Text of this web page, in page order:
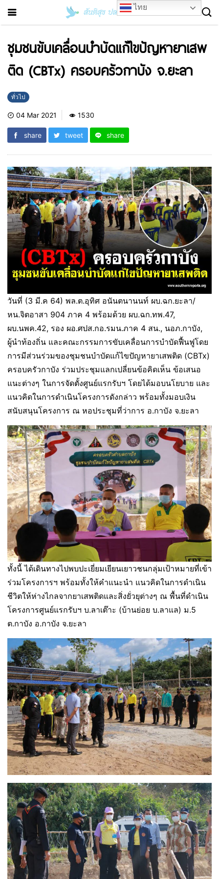
ชุมชนขับเคลื่อนบำบัดแก้ไขปัญหายาเสพ
ติด (CBTx) ครอบครัวกาบัง จ.ยะลา
ทั่วไป
04 Mar 2021 1530
share tweet share
วันที่ (3 มี.ค 64) พล.ต.อุทิศ อนันตนานนท์ ผบ.ฉก.ยะลา/
หน.จิตอาสา 904 ภาค 4 พร้อมด้วย ผบ.ฉก.ทพ.47,
ผบ.นพค.42, รอง ผอ.ศปส.กอ.รมน.ภาค 4 สน., นอภ.กาบัง,
ผู้นำท้องถิ่น และคณะกรรมการขับเคลื่อนการบำบัดฟื้นฟูโดย
การมีส่วนร่วมของชุมชนบำบัดแก้ไขปัญหายาเสพติด (CBTx)
ครอบครัวกาบัง ร่วมประชุมแลกเปลี่ยนข้อคิดเห็น ข้อเสนอ
แนะต่างๆ ในการจัดตั้งศูนย์แรกรับฯ โดยได้มอบนโยบาย และ
แนวคิดในการดำเนินโครงการดังกล่าว พร้อมทั้งมอบเงิน
สนับสนุนโครงการ ณ หอประชุมที่ว่าการ อ.กาบัง จ.ยะลา
ทั้งนี้ ได้เดินทางไปพบปะเยี่ยมเยียนเยาวชนกลุ่มเป้าหมายที่เข้า
ร่วมโครงการฯ พร้อมทั้งให้คำแนะนำ แนวคิดในการดำเนิน
ชีวิตให้ห่างไกลจากยาเสพติดและสิ่งยั่วยุต่างๆ ณ พื้นที่ดำเนิน
โครงการศูนย์แรกรับฯ บ.ลาเต๊าะ (บ้านย่อย บ.ลาแล) ม.5
ต.กาบัง อ.กาบัง จ.ยะลา
ไทย